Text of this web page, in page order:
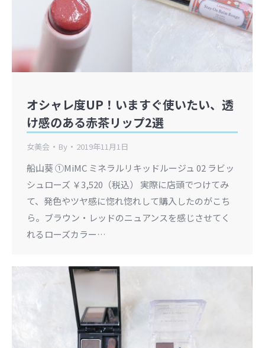
オシャレ度UP！いますぐ使いたい、透
け感のある赤茶リップ2選
女美会 By 2019年11月1日
船山葵 ①MiMC ミネラルリキッドルージュ 02 ラビッ
シュローズ ￥3,520（税込） 実際に店頭でつけてみ
て、発色やツヤ感に惚れ惚れして購入したのがこち
ら。ブラウン・レッドのニュアンスを感じさせてく
れるローズカラー…